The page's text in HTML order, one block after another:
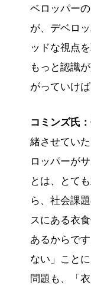
ベロッパー
が、デベロ
ッドな視点
もっと認識
がっていけ
コミンズ氏：
緒させてい
ロッパーが
とは、とて
ら、社会課
スにある衣
あるからで
ない」こと
問題も、「